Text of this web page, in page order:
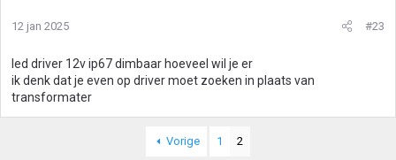
12 jan 2025 #23
led driver 12v ip67 dimbaar hoeveel wil je er
ik denk dat je even op driver moet zoeken in plaats van
transformater
Vorige 1 2